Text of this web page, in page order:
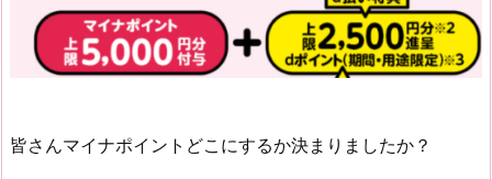
皆さんマイナポイントどこにするか決まりましたか？